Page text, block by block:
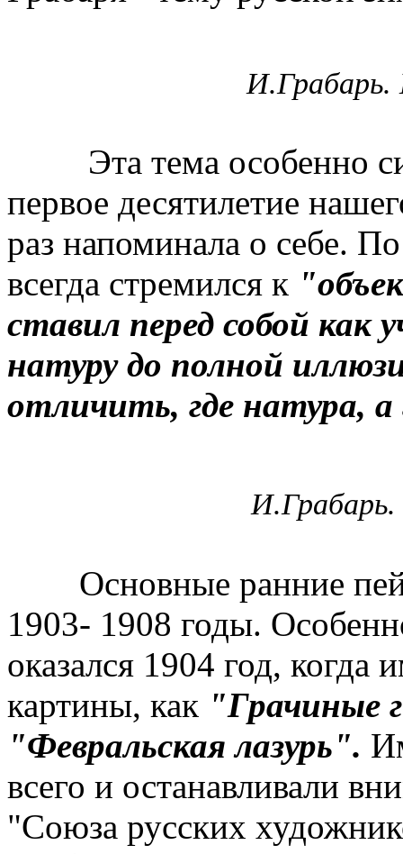
И.Грабарь.
Эта тема особенно
первое десятилетие
раз напоминала о себе.
всегда стремился к
ставил перед собой как
натуру до полной
отличить, где натура,
Основные ранние
1903- 1908 годы.
оказался 1904 год,
картины, как "Грачиные
"Февральская лазурь".
всего и останавливали
"Союза русских